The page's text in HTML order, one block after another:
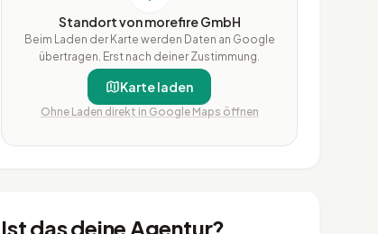
Standort von morefire GmbH
Beim Laden der Karte werden Daten an Google
übertragen. Erst nach deiner Zustimmung.
Karte laden
Ohne Laden direkt in Google Maps öffnen
Ist das deine Agentur?